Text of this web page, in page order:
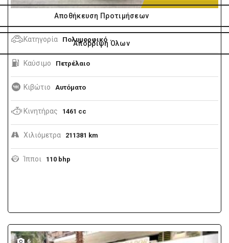
Κατηγορία Πολυμορφικό
Καύσιμο Πετρέλαιο
Κιβώτιο Αυτόματο
Κινητήρας 1461 cc
Χιλιόμετρα 211381 km
Ίπποι 110 bhp
6